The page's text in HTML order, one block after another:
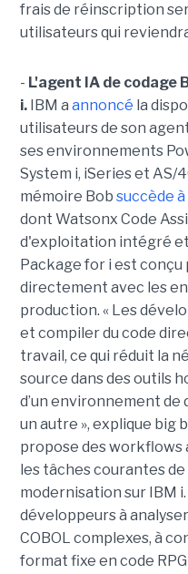
frais de réinscription
utilisateurs qui
- L'agent IA de codage
i.IBM a annoncé la
utilisateurs de son
ses environnements
System i, iSeries et AS/
mémoire Bob succède
dont Watsonx Code
d'exploitation intégré et
Package for i est
directement avec les
production. « Les
et compiler du code
travail, ce qui réduit la
source dans des outils
d’un environnement
un autre », explique big
propose des workflows
les tâches courantes
modernisation sur IBM
développeurs à
COBOL complexes, à
format fixe en code